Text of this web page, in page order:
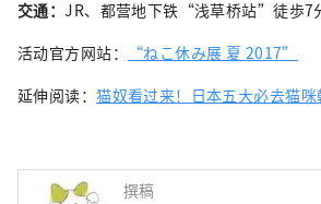
交通：JR、都营地下铁“浅草桥站”徒歩7
活动官方网站：
“ねこ休み展 夏 2017”
延伸阅读：猫奴看过来！日本五大必去猫咪
撰稿